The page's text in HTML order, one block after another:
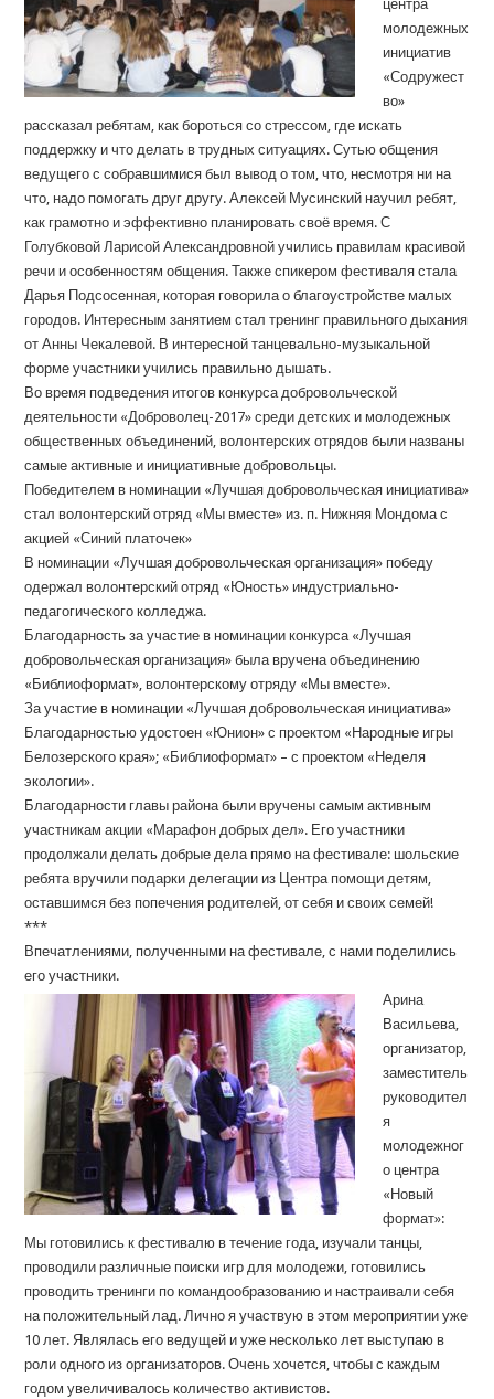
центра
молодежных
инициатив
«Содружест
во»
рассказал ребятам, как бороться со стрессом, где искать
поддержку и что делать в трудных ситуациях. Сутью общения
ведущего с собравшимися был вывод о том, что, несмотря ни на
что, надо помогать друг другу. Алексей Мусинский научил ребят,
как грамотно и эффективно планировать своё время. С
Голубковой Ларисой Александровной учились правилам красивой
речи и особенностям общения. Также спикером фестиваля стала
Дарья Подсосенная, которая говорила о благоустройстве малых
городов. Интересным занятием стал тренинг правильного дыхания
от Анны Чекалевой. В интересной танцевально-музыкальной
форме участники учились правильно дышать.
Во время подведения итогов конкурса добровольческой
деятельности «Доброволец-2017» среди детских и молодежных
общественных объединений, волонтерских отрядов были названы
самые активные и инициативные добровольцы.
Победителем в номинации «Лучшая добровольческая инициатива»
стал волонтерский отряд «Мы вместе» из. п. Нижняя Мондома с
акцией «Синий платочек»
В номинации «Лучшая добровольческая организация» победу
одержал волонтерский отряд «Юность» индустриально-
педагогического колледжа.
Благодарность за участие в номинации конкурса «Лучшая
добровольческая организация» была вручена объединению
«Библиоформат», волонтерскому отряду «Мы вместе».
За участие в номинации «Лучшая добровольческая инициатива»
Благодарностью удостоен «Юнион» с проектом «Народные игры
Белозерского края»; «Библиоформат» – с проектом «Неделя
экологии».
Благодарности главы района были вручены самым активным
участникам акции «Марафон добрых дел». Его участники
продолжали делать добрые дела прямо на фестивале: шольские
ребята вручили подарки делегации из Центра помощи детям,
оставшимся без попечения родителей, от себя и своих семей!
***
Впечатлениями, полученными на фестивале, с нами поделились
его участники.
Арина
Васильева,
организатор,
заместитель
руководител
я
молодежног
о центра
«Новый
формат»:
Мы готовились к фестивалю в течение года, изучали танцы,
проводили различные поиски игр для молодежи, готовились
проводить тренинги по командообразованию и настраивали себя
на положительный лад. Лично я участвую в этом мероприятии уже
10 лет. Являлась его ведущей и уже несколько лет выступаю в
роли одного из организаторов. Очень хочется, чтобы с каждым
годом увеличивалось количество активистов.